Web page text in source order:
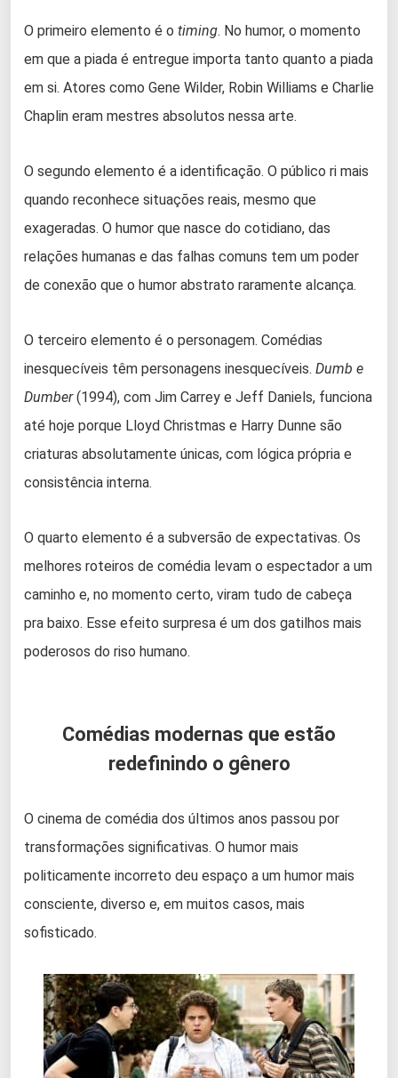
O primeiro elemento é o timing. No humor, o momento
em que a piada é entregue importa tanto quanto a piada
em si. Atores como Gene Wilder, Robin Williams e Charlie
Chaplin eram mestres absolutos nessa arte.
O segundo elemento é a identificação. O público ri mais
quando reconhece situações reais, mesmo que
exageradas. O humor que nasce do cotidiano, das
relações humanas e das falhas comuns tem um poder
de conexão que o humor abstrato raramente alcança.
O terceiro elemento é o personagem. Comédias
inesquecíveis têm personagens inesquecíveis. Dumb e
Dumber(1994), com Jim Carrey e Jeff Daniels, funciona
até hoje porque Lloyd Christmas e Harry Dunne são
criaturas absolutamente únicas, com lógica própria e
consistência interna.
O quarto elemento é a subversão de expectativas. Os
melhores roteiros de comédia levam o espectador a um
caminho e, no momento certo, viram tudo de cabeça
pra baixo. Esse efeito surpresa é um dos gatilhos mais
poderosos do riso humano.
Comédias modernas que estão
redefinindo o gênero
O cinema de comédia dos últimos anos passou por
transformações significativas. O humor mais
politicamente incorreto deu espaço a um humor mais
consciente, diverso e, em muitos casos, mais
sofisticado.